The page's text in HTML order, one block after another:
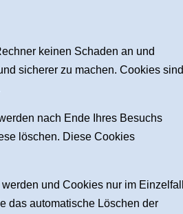
keinen Schaden an und
sicherer zu machen. Cookies sind
nach Ende Ihres Besuchs
löschen. Diese Cookies
und Cookies nur im Einzelfall
das automatische Löschen der